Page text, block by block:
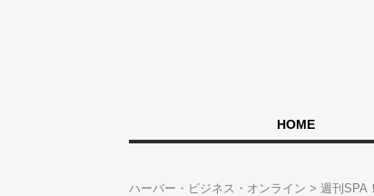
HOME
ハーバー・ビジネス・オンライン 週刊SPA！